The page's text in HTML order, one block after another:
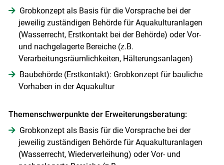
Skip to main content
Grobkonzept als Basis für die Vorsprache bei der
jeweilig zuständigen Behörde für Aquakulturanlagen
(Wasserrecht, Erstkontakt bei der Behörde) oder Vor-
und nachgelagerte Bereiche (z.B.
Verarbeitungsräumlichkeiten, Hälterungsanlagen)
Baubehörde (Erstkontakt): Grobkonzept für bauliche
Vorhaben in der Aquakultur
Themenschwerpunkte der Erweiterungsberatung:
Grobkonzept als Basis für die Vorsprache bei der
jeweilig zuständigen Behörde für Aquakulturanlagen
(Wasserrecht, Wiederverleihung) oder Vor- und